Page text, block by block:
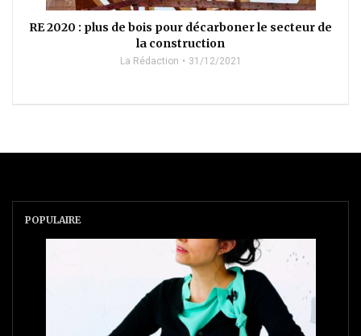
RE 2020 : plus de bois pour décarboner le secteur de
la construction
La Rédaction 31/12/2021
POPULAIRE